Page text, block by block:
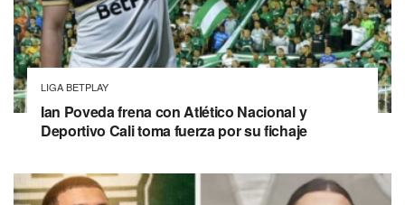
LIGA BETPLAY
Ian Poveda frena con Atlético Nacional y
Deportivo Cali toma fuerza por su fichaje